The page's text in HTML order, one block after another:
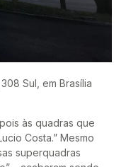
Sul, em Brasília
às quadras que
Costa.” Mesmo
superquadras